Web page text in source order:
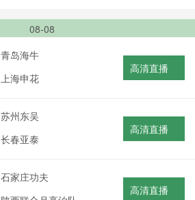
08-08
青岛海牛
上海申花
高清直播
苏州东吴
长春亚泰
高清直播
石家庄功夫
高清直播